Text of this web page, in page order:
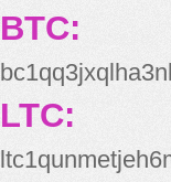
BTC:
LTC: